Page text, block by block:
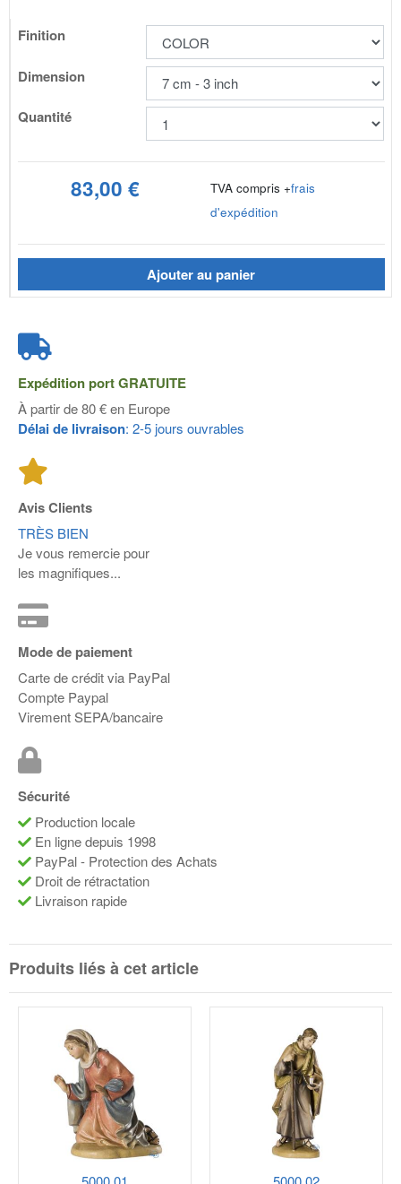
Finition
Dimension
Quantité
83,00 € TVA compris +frais
d'expédition
Ajouter au panier
Expédition portGRATUITE
À partir de 80 € en Europe
Délai de livraison: 2-5 jours ouvrables
Avis Clients
TRÈS BIEN
Je vous remercie pour
les magnifiques...
Mode de paiement
Carte de crédit via PayPal
Compte Paypal
Virement SEPA/bancaire
Sécurité
Production locale
En ligne depuis 1998
PayPal - Protection des Achats
Droit de rétractation
Livraison rapide
Produits liés à cet article